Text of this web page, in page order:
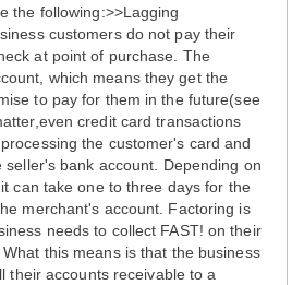
the following:>>Lagging
customers do not pay their
at point of purchase. The
which means they get the
to pay for them in the future(see
credit card transactions
the customer's card and
seller's bank account. Depending on
can take one to three days for the
merchant's account. Factoring is
needs to collect FAST! on their
this means is that the business
their accounts receivable to a